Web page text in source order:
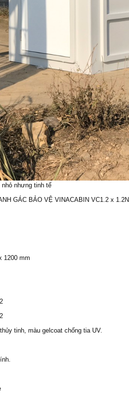
nhưng tinh tế
GÁC BẢO VỆ VINACABIN VC1.2 x 1.2N
1200 mm
tinh, màu gelcoat chống tia UV.